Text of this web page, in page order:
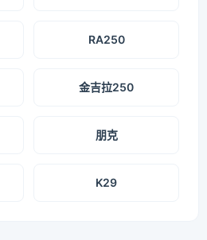
RA250
金吉拉250
朋克
K29